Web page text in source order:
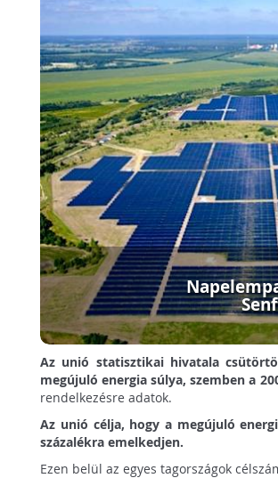
Az unió statisztikai hivatala
megújuló energia súlya, szemben a
rendelkezésre adatok.
Az unió célja, hogy a megújuló
százalékra emelkedjen.
Ezen belül az egyes tagországok